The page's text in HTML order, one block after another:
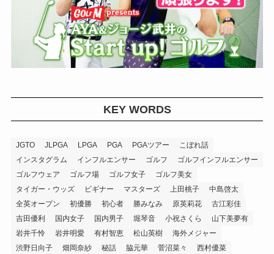
KEY WORDS
JGTO JLPGA LPGA PGA PGAツアー
こぼれ話
インスタグラム
インフルエンサー ゴルフ
ゴルフインフルエンサー
ゴルフウェア
ゴルフ場 ゴルフ女子
ゴルフ美女
タイガー・ウッズ
ビギナー マスターズ 上田桃子
中島啓太
全英オープン
初優勝 初心者 勝みなみ 原英莉花
古江彩佳
吉田優利
国内女子 国内男子 堀琴音 小祝さくら
山下美夢有
岩井千怜
岩井明愛 有村智恵 松山英樹
海外メジャー
渋野日向子
畑岡奈紗 秘話 脇元華 菅沼菜々
西村優菜